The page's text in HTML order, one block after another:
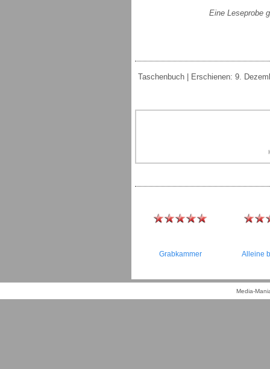
Eine Leseprobe
Taschenbuch | Erschienen: 9.
Grabkammer Alleine
Media-